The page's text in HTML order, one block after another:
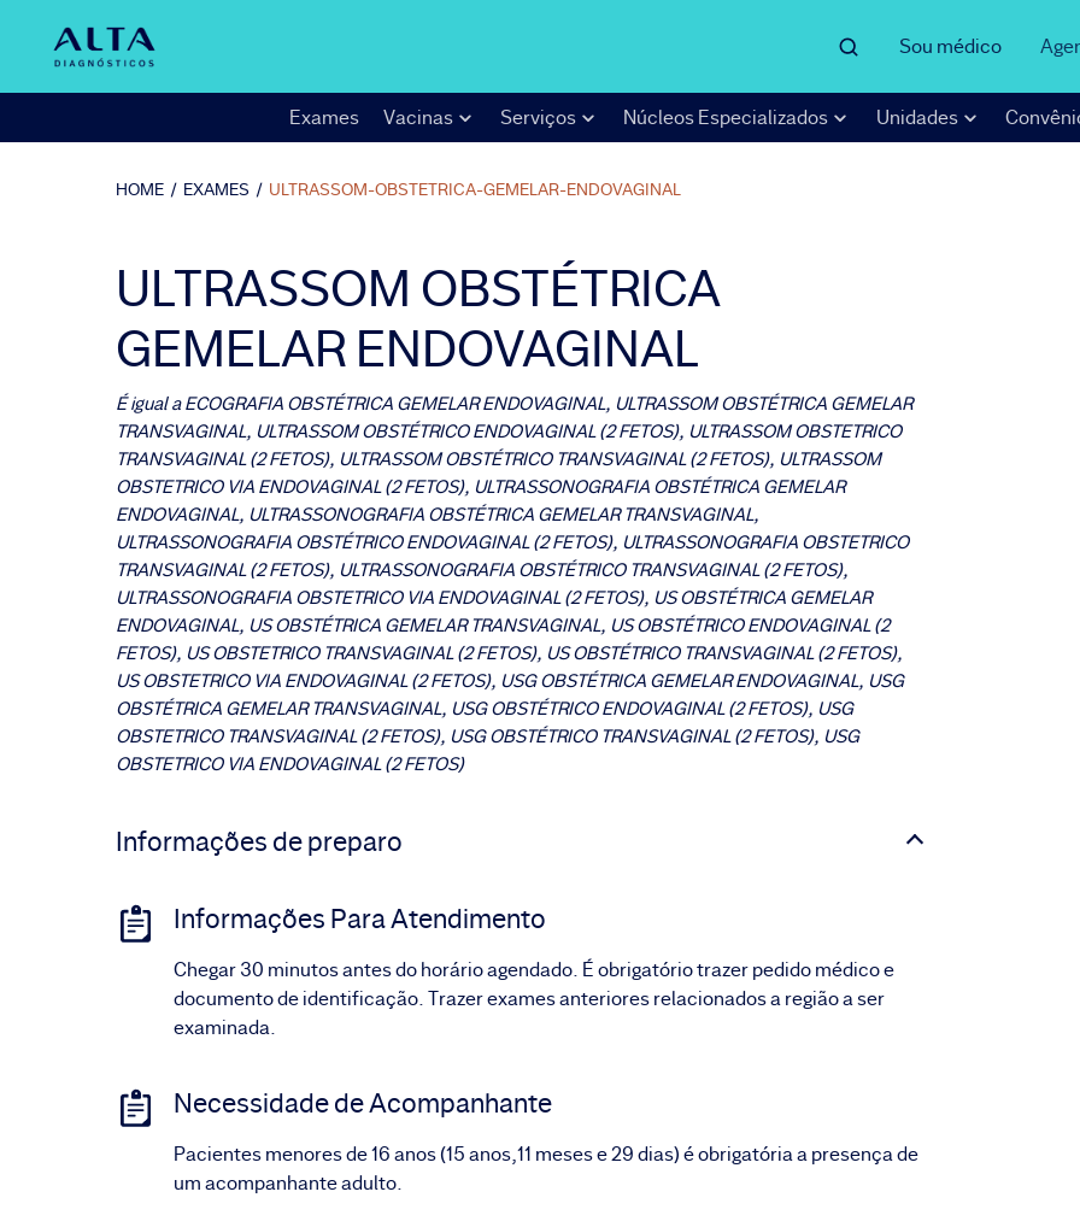
Sou médico
Exames Vacinas Serviços Núcleos Especializados Unidades
HOME / EXAMES / ULTRASSOM-OBSTETRICA-GEMELAR-ENDOVAGINAL
ULTRASSOM OBSTÉTRICA
GEMELAR ENDOVAGINAL
É igual a ECOGRAFIA OBSTÉTRICA GEMELAR ENDOVAGINAL, ULTRASSOM OBSTÉTRICA GEMELAR
TRANSVAGINAL, ULTRASSOM OBSTÉTRICO ENDOVAGINAL (2 FETOS), ULTRASSOM OBSTETRICO
TRANSVAGINAL (2 FETOS), ULTRASSOM OBSTÉTRICO TRANSVAGINAL (2 FETOS), ULTRASSOM
OBSTETRICO VIA ENDOVAGINAL (2 FETOS), ULTRASSONOGRAFIA OBSTÉTRICA GEMELAR
ENDOVAGINAL, ULTRASSONOGRAFIA OBSTÉTRICA GEMELAR TRANSVAGINAL,
ULTRASSONOGRAFIA OBSTÉTRICO ENDOVAGINAL (2 FETOS), ULTRASSONOGRAFIA OBSTETRICO
TRANSVAGINAL (2 FETOS), ULTRASSONOGRAFIA OBSTÉTRICO TRANSVAGINAL (2 FETOS),
ULTRASSONOGRAFIA OBSTETRICO VIA ENDOVAGINAL (2 FETOS), US OBSTÉTRICA GEMELAR
ENDOVAGINAL, US OBSTÉTRICA GEMELAR TRANSVAGINAL, US OBSTÉTRICO ENDOVAGINAL (2
FETOS), US OBSTETRICO TRANSVAGINAL (2 FETOS), US OBSTÉTRICO TRANSVAGINAL (2 FETOS),
US OBSTETRICO VIA ENDOVAGINAL (2 FETOS), USG OBSTÉTRICA GEMELAR ENDOVAGINAL, USG
OBSTÉTRICA GEMELAR TRANSVAGINAL, USG OBSTÉTRICO ENDOVAGINAL (2 FETOS), USG
OBSTETRICO TRANSVAGINAL (2 FETOS), USG OBSTÉTRICO TRANSVAGINAL (2 FETOS), USG
OBSTETRICO VIA ENDOVAGINAL (2 FETOS)
Informações de preparo
Informações Para Atendimento
Chegar 30 minutos antes do horário agendado. É obrigatório trazer pedido médico e
documento de identificação. Trazer exames anteriores relacionados a região a ser
examinada.
Necessidade de Acompanhante
Pacientes menores de 16 anos (15 anos,11 meses e 29 dias) é obrigatória a presença de
um acompanhante adulto.